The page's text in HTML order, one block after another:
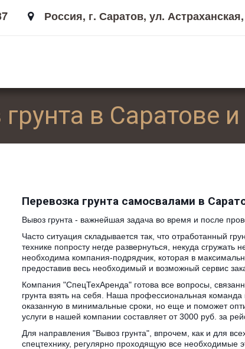
Россия, г. Саратов, ул.
в Саратове
Перевозка грунта самосвалами в
Вывоз грунта - важнейшая задача во время и после
Часто ситуация складывается так, что отработанный
технике попросту негде развернуться, некуда
необходима компания-подрядчик, которая в
предоставив весь необходимый и возможный сервис
Компания "СпецТехАренда" готова все вопросы,
грунта взять на себя. Наша профессиональная команда
оказанную в минимальные сроки, но еще и поможет
услуги в нашей компании составляет от 3000 руб. за
Для направления "Вывоз грунта", впрочем, как и для
спецтехнику, регулярно проходящую все необходимые